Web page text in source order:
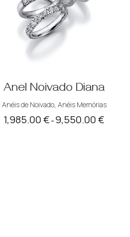
Anel Noivado Diana
Anéis de Noivado, Anéis Memórias
1,985.00€ – 9,550.00€